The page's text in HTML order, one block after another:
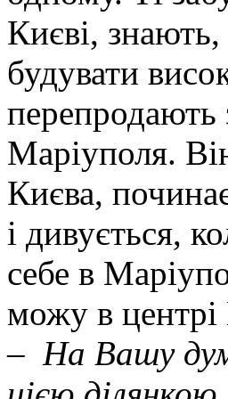
Києві,
будувати
перепродають
Маріуполя.
Києва,
і дивується,
себе в
можу в центрі
– На Вашу